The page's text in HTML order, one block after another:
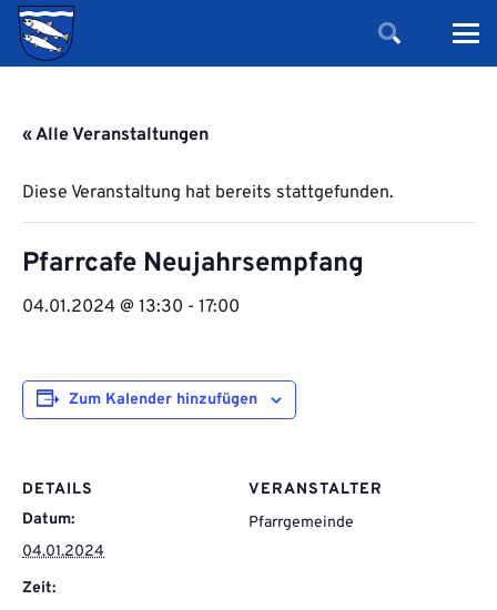
« Alle Veranstaltungen
Diese Veranstaltung hat bereits stattgefunden.
Pfarrcafe Neujahrsempfang
04.01.2024 @ 13:30 - 17:00
Zum Kalender hinzufügen
DETAILS
Datum:
04.01.2024
Zeit:
VERANSTALTER
Pfarrgemeinde